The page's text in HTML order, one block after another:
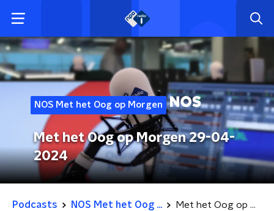
NOS Met het Oog op Morgen
Met het Oog op Morgen 29-04-
2024
Podcasts NOS Met het Oog ... Met het Oog op Morgen 29-04-2024